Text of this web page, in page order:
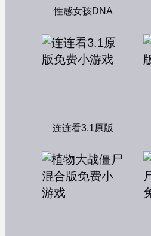
性感女孩DNA
连连看3.1原版